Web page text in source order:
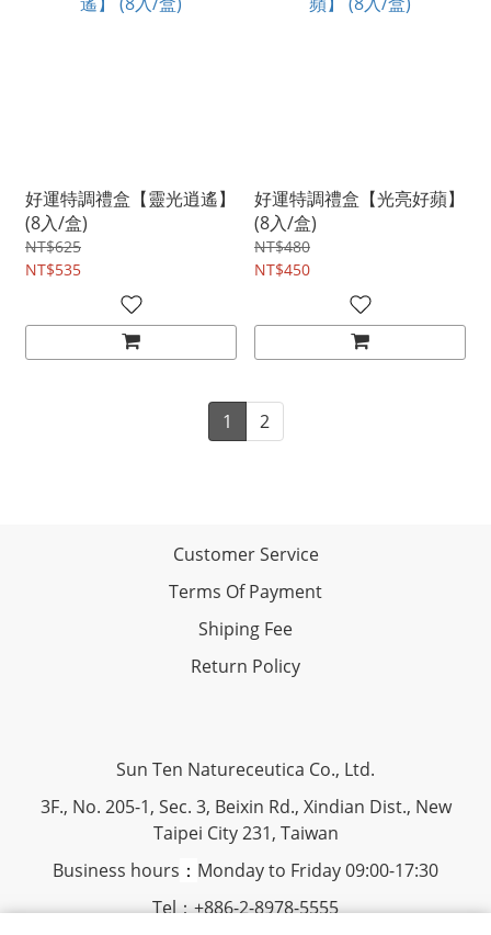
好運特調禮盒【靈光逍遙】
(8入/盒)
NT$625
NT$535
好運特調禮盒【光亮好蘋】
(8入/盒)
NT$480
NT$450
1 2
Customer Service
Terms Of Payment
Shiping Fee
Return Policy
Sun Ten Natureceutica Co., Ltd.
3F., No. 205-1, Sec. 3, Beixin Rd., Xindian Dist., New
Taipei City 231, Taiwan
Business hours ： Monday to Friday 09:00-17:30
Tel：+886-2-8978-5555